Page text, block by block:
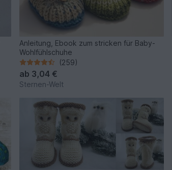
Anleitung, Ebook zum stricken für Baby-
Wohlfühlschuhe
(259)
ab 3,04 €
Sternen-Welt